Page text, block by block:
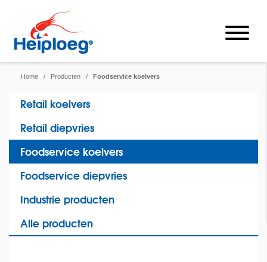
Home / Producten / Foodservice koelvers
Retail koelvers
Retail diepvries
Foodservice koelvers
Foodservice diepvries
Industrie producten
Alle producten